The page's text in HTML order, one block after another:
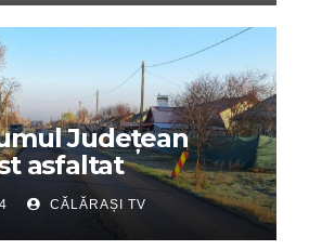
Județean
asfaltat
CĂLĂRAȘI TV